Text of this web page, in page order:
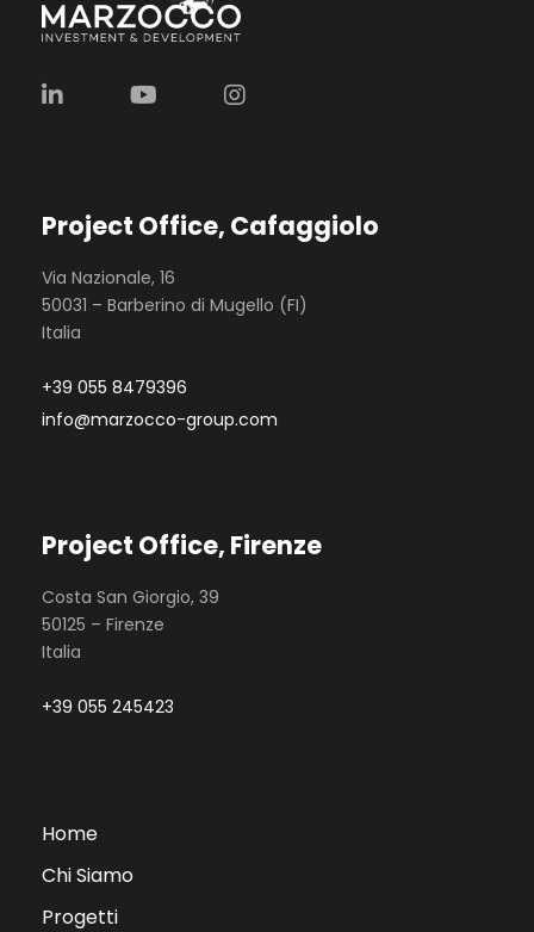
Project Office, Cafaggiolo
Via Nazionale, 16
50031 – Barberino di Mugello (FI)
Italia
+39 055 8479396
info@marzocco-group.com
Project Office, Firenze
Costa San Giorgio, 39
50125 – Firenze
Italia
+39 055 245423
Home
Chi Siamo
Progetti